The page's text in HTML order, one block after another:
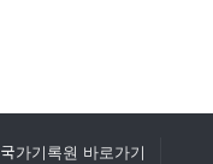
국가기록원 바로가기